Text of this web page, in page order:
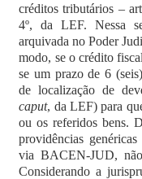
créditos tributários –
4º, da LEF. Nessa
arquivada no Poder
modo, se o crédito
se um prazo de 6
de localização de
caput, da LEF) para
ou os referidos bens.
providências
via BACEN-JUD,
Considerando a